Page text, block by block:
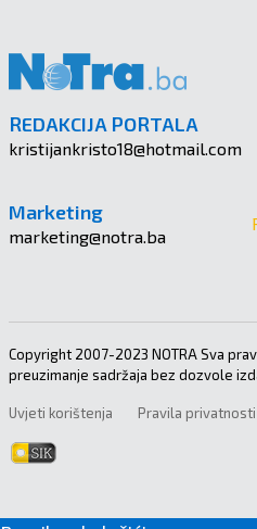
REDAKCIJA PORTALA
kristijankristo18@hotmail.com
Marketing
marketing@notra.ba
Copyright 2007-2023 NOTRA Sva
preuzimanje sadržaja bez dozvole
Uvjeti korištenja Pravila privatnosti